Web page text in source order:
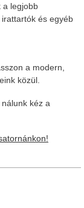
a legjobb
és egyéb
a modern,
közül.
kéz a